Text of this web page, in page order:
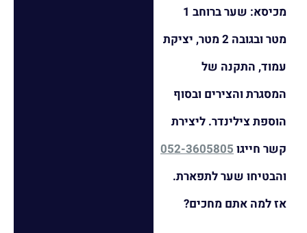
מכיסא: שער ברוחב 1
מטר ובגובה 2 מטר, יציקת
עמוד, התקנה של
המסגרת והצירים ובסוף
הוספת צילינדר. ליצירת
קשר חייגו052-3605805
והבטיחו שער לתפארת.
אז למה אתם מחכים?